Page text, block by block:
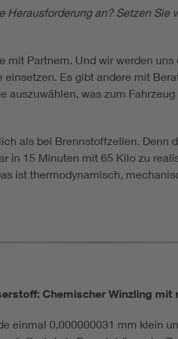
an? Setzen
Partnern. Und wir werden
Es gibt andere mit
auszuwählen, was zum
als bei Brennstoffzellen.
in 15 Minuten mit 65 Kilo zu
ist thermodynamisch,
Chemischer Winzling mit
einmal 0,000000031 mm klein